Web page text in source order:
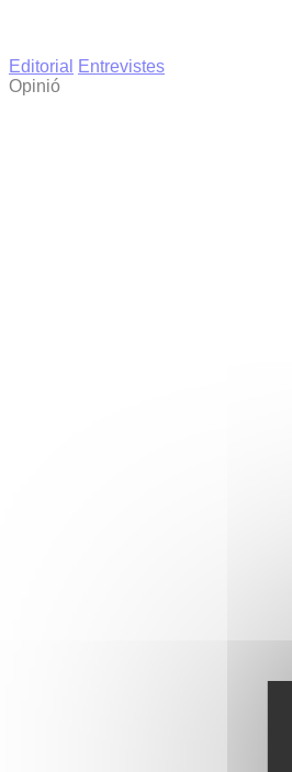
Editorial
Entrevistes
Opinió